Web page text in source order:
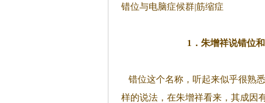
错位与电脑症候群|筋缩症
1．朱增祥说错位
错位这个名称，听起来似乎很熟悉
样的说法，在朱增祥看来，其成因